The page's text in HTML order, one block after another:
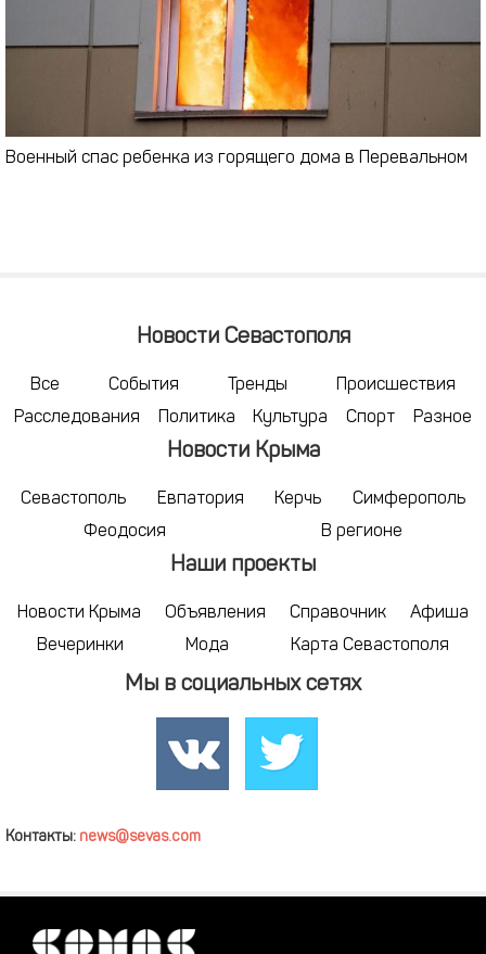
Военный спас ребенка из горящего дома в Перевальном
Новости Севастополя
Все События Тренды
Происшествия
Расследования
Политика Культура Спорт Разное
Новости Крыма
Севастополь Евпатория Керчь
Симферополь
Феодосия
В регионе
Наши проекты
Новости Крыма Объявления Справочник
Афиша
Вечеринки
Мода Карта Севастополя
Мы в социальных сетях
Контакты: news@sevas.com